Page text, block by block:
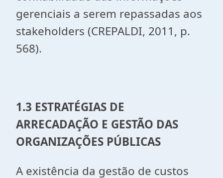
gerenciais a serem repassadas aos
stakeholders (CREPALDI, 2011, p.
568).
1.3 ESTRATÉGIAS DE
ARRECADAÇÃO E GESTÃO DAS
ORGANIZAÇÕES PÚBLICAS
A existência da gestão de custos